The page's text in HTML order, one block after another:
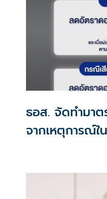
ธอส. จัดทำมาต
จากเหตุการณ์ใ